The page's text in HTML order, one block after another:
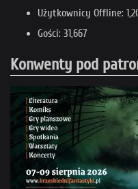
Użytkownicy Offline:
Gości: 31,667
Konwenty pod